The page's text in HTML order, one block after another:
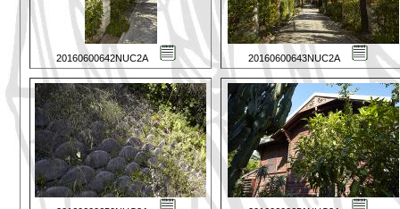
20160600642NUC2A 20160600643NUC2A